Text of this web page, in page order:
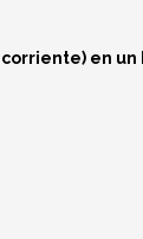
en un